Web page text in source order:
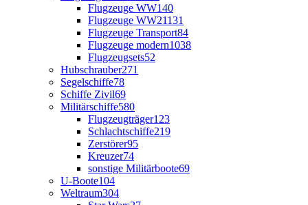
Flugzeuge WW140
Flugzeuge WW21131
Flugzeuge Transport84
Flugzeuge modern1038
Flugzeugsets52
Hubschrauber271
Segelschiffe78
Schiffe Zivil69
Militärschiffe580
Flugzeugträger123
Schlachtschiffe219
Zerstörer95
Kreuzer74
sonstige Militärboote69
U-Boote104
Weltraum304